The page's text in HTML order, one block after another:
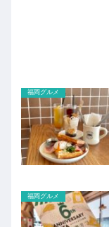
福岡グルメ
福岡グルメ